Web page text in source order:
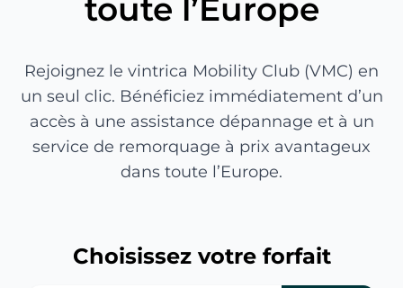
toute l’Europe
Rejoignez le vintrica Mobility Club (VMC) en
un seul clic. Bénéficiez immédiatement d’un
accès à une assistance dépannage et à un
service de remorquage à prix avantageux
dans toute l’Europe.
Choisissez votre forfait